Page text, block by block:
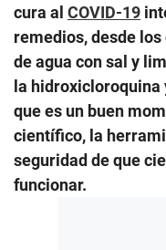
cura al COVID-19
remedios, desde
de agua con sal y
la
que es un buen
científico, la
seguridad de que
funcionar.